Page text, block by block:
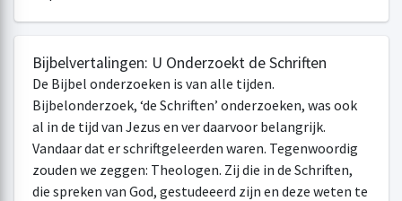
Bijbelvertalingen: U Onderzoekt de Schriften
De Bijbel onderzoeken is van alle tijden.
Bijbelonderzoek, ‘de Schriften’ onderzoeken, was ook
al in de tijd van Jezus en ver daarvoor belangrijk.
Vandaar dat er schriftgeleerden waren. Tegenwoordig
zouden we zeggen: Theologen. Zij die in de Schriften,
die spreken van God, gestudeeerd zijn en deze weten te